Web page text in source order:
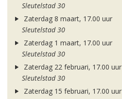
Sleutelstad 30
Zaterdag 8 maart, 17.00 uur
Sleutelstad 30
Zaterdag 1 maart, 17.00 uur
Sleutelstad 30
Zaterdag 22 februari, 17.00 uur
Sleutelstad 30
Zaterdag 15 februari, 17.00 uur